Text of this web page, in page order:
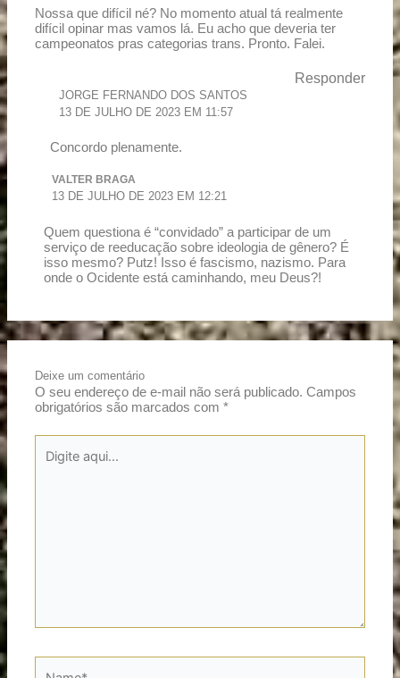
Nossa que difícil né? No momento atual tá realmente
difícil opinar mas vamos lá. Eu acho que deveria ter
campeonatos pras categorias trans. Pronto. Falei.
Responder
JORGE FERNANDO DOS SANTOS
13 DE JULHO DE 2023 EM 11:57
Concordo plenamente.
VALTER BRAGA
13 DE JULHO DE 2023 EM 12:21
Quem questiona é “convidado” a participar de um
serviço de reeducação sobre ideologia de gênero? É
isso mesmo? Putz! Isso é fascismo, nazismo. Para
onde o Ocidente está caminhando, meu Deus?!
Deixe um comentário
O seu endereço de e-mail não será publicado. Campos
obrigatórios são marcados com*
aqui...